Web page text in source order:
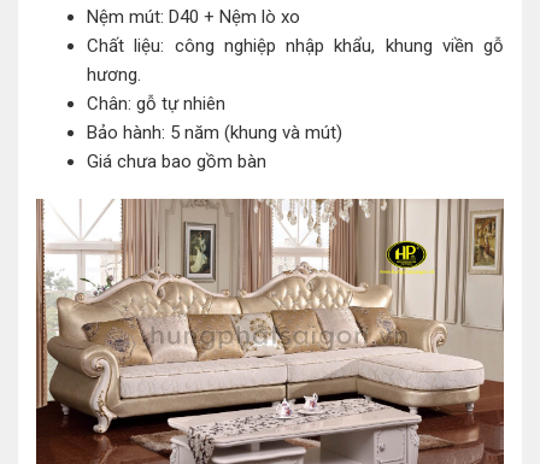
Nệm mút: D40 + Nệm lò xo
Chất liệu: công nghiệp nhập khẩu, khung viền gỗ
hương.
Chân: gỗ tự nhiên
Bảo hành: 5 năm (khung và mút)
Giá chưa bao gồm bàn